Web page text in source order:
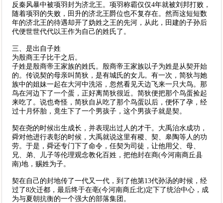
反秦风暴中被项羽封为济北王。项羽称霸仅仅4年就被刘邦打败，
随着项羽的失败，田升的济北王爵位也不复存在。然而这短短数
年的济北王的待遇却开了妫姓之王的先河，从此，田建的子孙后
代便世世代代以王作为自己的姓氏了。
三、是出自子姓
为殷商王子比干之后。
子姓是殷商帝王家族的姓氏。殷商帝王家族以子为姓是从契开始
的。传说契的母亲叫简狄，是有城氏的女儿。有一次，简狄与她
族中的姐妹一起在大河中洗浴，忽然看见天边飞来一只大鸟。那
鸟在河边下了一个蛋，正好离简狄很近。简狄便把那个鸟蛋捡起
来吃了。说也奇怪，简狄自从吃了那个鸟蛋以后，便怀了孕，经
过十月怀胎，竟生下了一个男孩子，这个男孩子就是契。
契在尧的时候出生成长，并表现出过人的才干。大禹治水成功，
舜对他进行表彰的时候，大禹就说这里有稷、契、皋陶等人的功
劳。于是，舜还专门下了命令，任契为司徒，让他用父、母、
兄、弟、儿子等伦理观念教化百姓，把他封在商(今河南商丘县
南)地，赐姓为子。
契在自己的封地传了一代又一代，到了他第13代孙汤的时候，经
过了8次迁都，最后终于在亳(今河南商丘北)定下了统治中心，成
为与夏朝抗衡的一个强大的部落集团。